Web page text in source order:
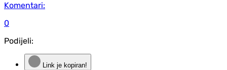
Komentari:
0
Podijeli:
Link je kopiran!